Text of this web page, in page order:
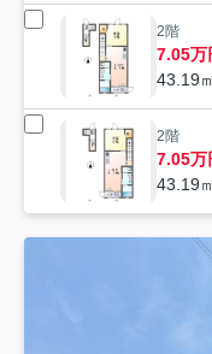
2階
7.05万
43.19
2階
7.05万
43.19